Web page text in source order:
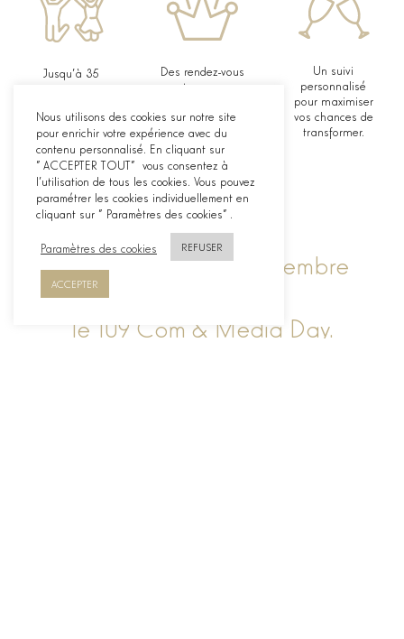
Jusqu’à 35
Média, Social
Média &
Influence.
Des rendez-vous
one-to-one avec
projets dont les
enjeux sont
identifiés.
Un suivi
personnalisé
pour maximiser
vos chances de
transformer.
Rendez-vous le 24 novembre
le 109 Com & Média Day.
Nous utilisons des cookies sur notre site
pour enrichir votre expérience avec du
contenu personnalisé. En cliquant sur
"ACCEPTER TOUT" vous consentez à
l'utilisation de tous les cookies. Vous pouvez
paramétrer les cookies individuellement en
cliquant sur "Paramètres des cookies".
Paramètres des cookies REFUSER
ACCEPTER